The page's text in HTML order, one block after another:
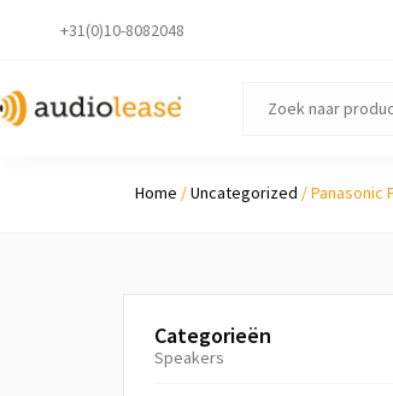
+31(0)10-8082048
Home /Uncategorized / Panasonic
Categorieën
Speakers